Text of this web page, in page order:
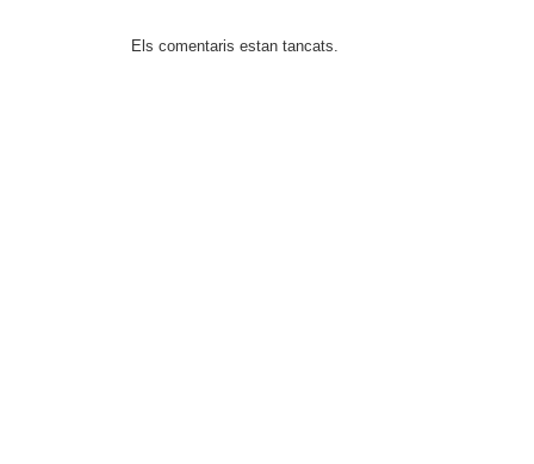
Els comentaris estan tancats.